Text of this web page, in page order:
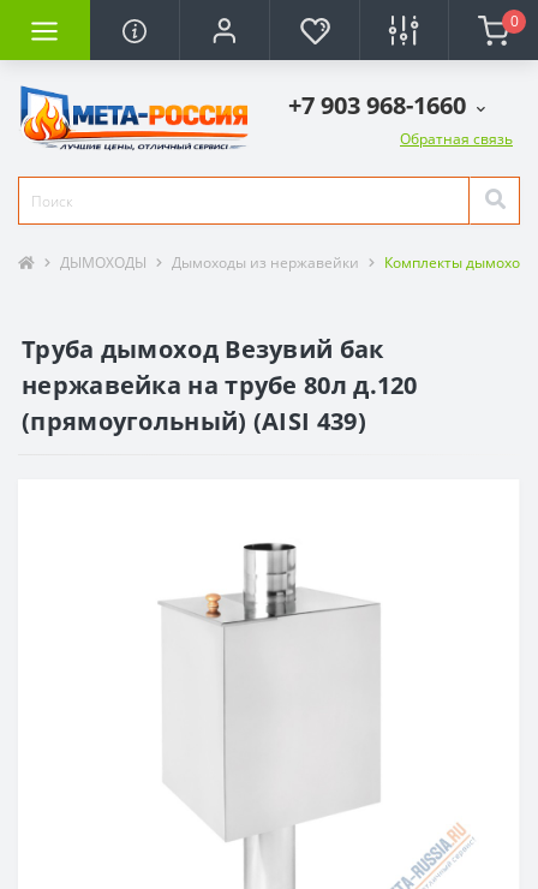
0
+7 903 968-1660
Обратная связь
ДЫМОХОДЫ Дымоходы из нержавейки Комплекты
Труба дымоход Везувий бак
нержавейка на трубе 80л д.120
(прямоугольный) (AISI 439)